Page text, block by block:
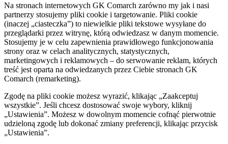
Na stronach internetowych GK Comarch zarówno my jak i nasi
partnerzy stosujemy pliki cookie i targetowanie. Pliki cookie
(inaczej „ciasteczka”) to niewielkie pliki tekstowe wysyłane do
przeglądarki przez witrynę, którą odwiedzasz w danym momencie.
Stosujemy je w celu zapewnienia prawidłowego funkcjonowania
strony oraz w celach analitycznych, statystycznych,
marketingowych i reklamowych – do serwowanie reklam, których
treść jest oparta na odwiedzanych przez Ciebie stronach GK
Comarch (remarketing).
Zgodę na pliki cookie możesz wyrazić, klikając „Zaakceptuj
wszystkie”. Jeśli chcesz dostosować swoje wybory, kliknij
„Ustawienia”. Możesz w dowolnym momencie cofnąć pierwotnie
udzieloną zgodę lub dokonać zmiany preferencji, klikając przycisk
„Ustawienia”.